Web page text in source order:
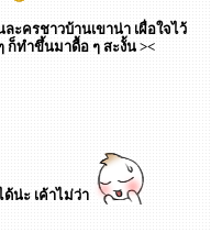
ะครชาวบ้านเขาน่า เผื่อใจไว้
ก็ทำขึ้นมาดื้อ ๆ สะงั้น ><
ด้น่ะ เค้าไม่ว่า